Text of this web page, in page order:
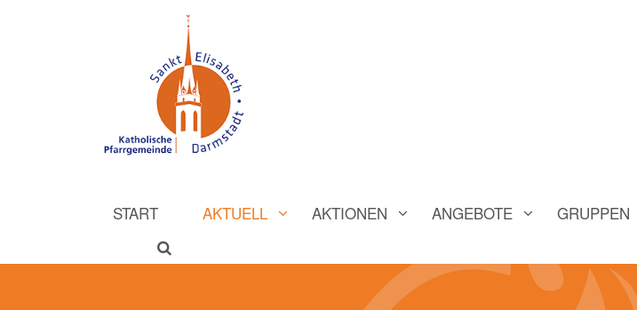
START AKTUELL AKTIONEN ANGEBOTE GRUPPEN